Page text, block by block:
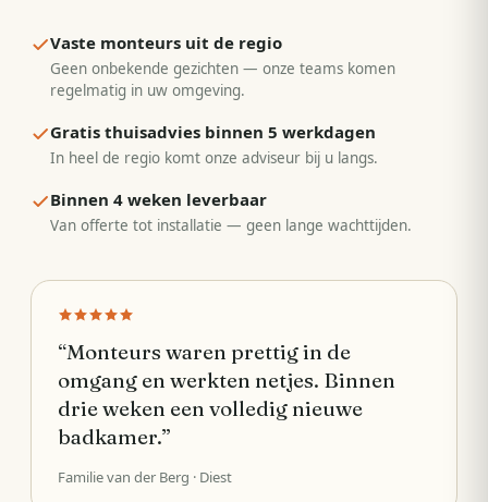
Vaste monteurs uit de regio
Geen onbekende gezichten — onze teams komen
regelmatig in uw omgeving.
Gratis thuisadvies binnen 5 werkdagen
In heel de regio komt onze adviseur bij u langs.
Binnen 4 weken leverbaar
Van offerte tot installatie — geen lange wachttijden.
“Monteurs waren prettig in de
omgang en werkten netjes. Binnen
drie weken een volledig nieuwe
badkamer.”
Familie van der Berg · Diest